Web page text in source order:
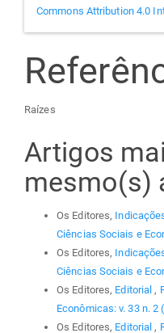
Commons Attribution 4.0
Raízes
Artigos
mesmo(s)
Os Editores,
Ciências Sociais e
Os Editores,
Ciências Sociais e
Os Editores, Editorial,
Econômicas: v. 33 n. 2
Os Editores, Editorial,